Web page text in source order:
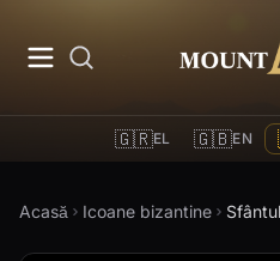
🇬🇷EL 🇬🇧EN
Acasă Icoane bizantine